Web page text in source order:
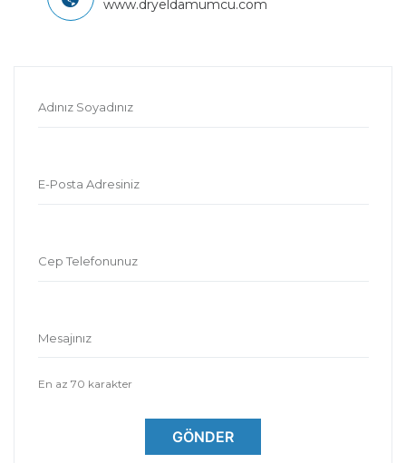
www.dryeldamumcu.com
Adınız Soyadınız
E-Posta Adresiniz
Cep Telefonunuz
Mesajınız
En az 70 karakter
GÖNDER